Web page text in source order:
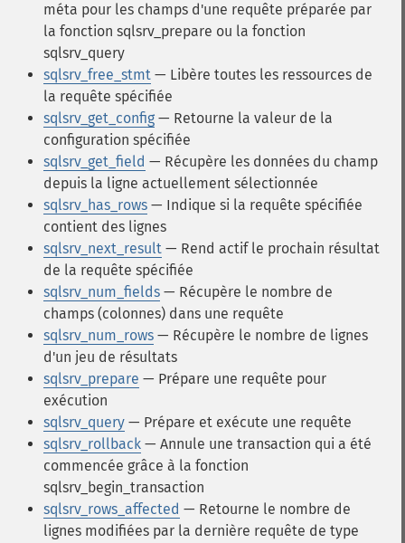
méta pour les champs d'une requête préparée par
la fonction sqlsrv_prepare ou la fonction
sqlsrv_query
sqlsrv_free_stmt — Libère toutes les ressources de
la requête spécifiée
sqlsrv_get_config — Retourne la valeur de la
configuration spécifiée
sqlsrv_get_field — Récupère les données du champ
depuis la ligne actuellement sélectionnée
sqlsrv_has_rows — Indique si la requête spécifiée
contient des lignes
sqlsrv_next_result — Rend actif le prochain résultat
de la requête spécifiée
sqlsrv_num_fields — Récupère le nombre de
champs (colonnes) dans une requête
sqlsrv_num_rows — Récupère le nombre de lignes
d'un jeu de résultats
sqlsrv_prepare — Prépare une requête pour
exécution
sqlsrv_query — Prépare et exécute une requête
sqlsrv_rollback — Annule une transaction qui a été
commencée grâce à la fonction
sqlsrv_begin_transaction
sqlsrv_rows_affected — Retourne le nombre de
lignes modifiées par la dernière requête de type